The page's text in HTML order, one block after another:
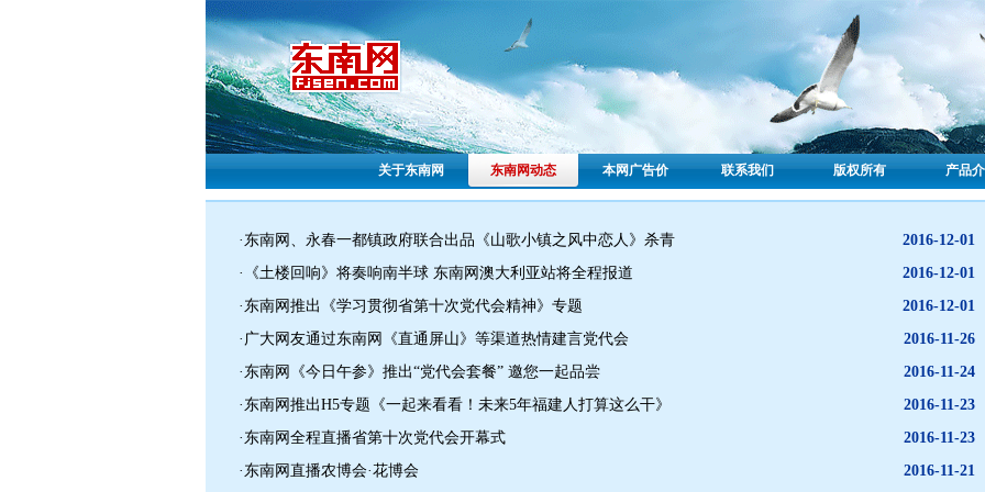
关于东南网 东南网动态 本网广告价 联系我们 版权所有 产品
2016-12-01
·东南网、永春一都镇政府联合出品《山歌小镇之风中恋人》杀青
2016-12-01
·《土楼回响》将奏响南半球 东南网澳大利亚站将全程报道
2016-12-01
·东南网推出《学习贯彻省第十次党代会精神》专题
2016-11-26
·广大网友通过东南网《直通屏山》等渠道热情建言党代会
2016-11-24
·东南网《今日午参》推出“党代会套餐” 邀您一起品尝
2016-11-23
·东南网推出H5专题《一起来看看！未来5年福建人打算这么干》
2016-11-23
·东南网全程直播省第十次党代会开幕式
2016-11-21
·东南网直播农博会·花博会